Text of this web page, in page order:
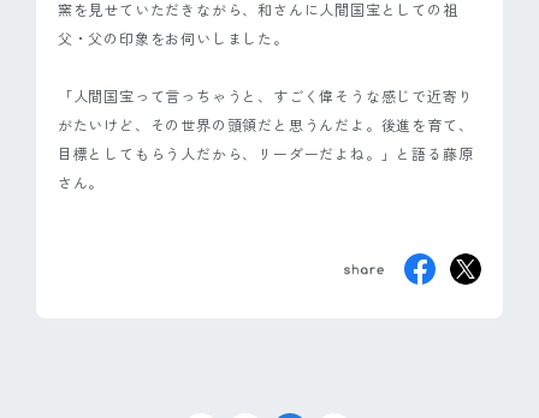
窯を見せていただきながら、和さんに人間国宝としての祖
父・父の印象をお伺いしました。
「人間国宝って言っちゃうと、すごく偉そうな感じで近寄り
がたいけど、その世界の頭領だと思うんだよ。後進を育て、
目標としてもらう人だから、リーダーだよね。」と語る藤原
さん。